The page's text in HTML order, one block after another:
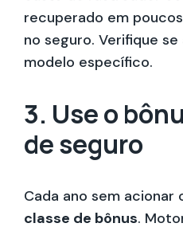
recuperado em
no seguro. Verifique
modelo específico.
3. Use o
de seguro
Cada ano sem acionar
classe de bônus.